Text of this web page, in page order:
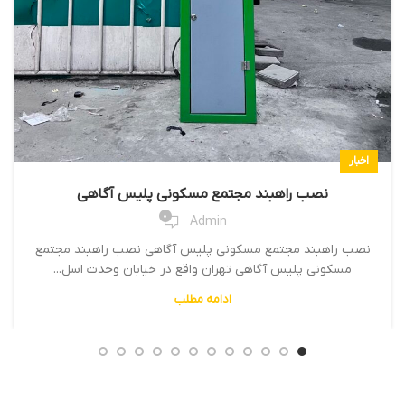
اخبار
نصب راهبند مجتمع مسکونی پلیس آگاهی
Admin
0
نصب راهبند مجتمع مسکونی پلیس آگاهی نصب راهبند مجتمع
مسکونی پلیس آگاهی تهران واقع در خیابان وحدت اسل...
ادامه مطلب